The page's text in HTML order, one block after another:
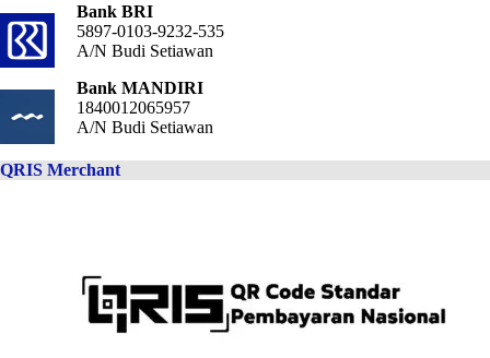
Bank BRI
5897-0103-9232-535
A/N Budi Setiawan
Bank MANDIRI
1840012065957
A/N Budi Setiawan
QRIS Merchant